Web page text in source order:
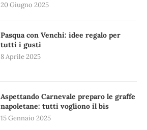
20 Giugno 2025
Pasqua con Venchi: idee regalo per
tutti i gusti
8 Aprile 2025
Aspettando Carnevale preparo le graffe
napoletane: tutti vogliono il bis
15 Gennaio 2025